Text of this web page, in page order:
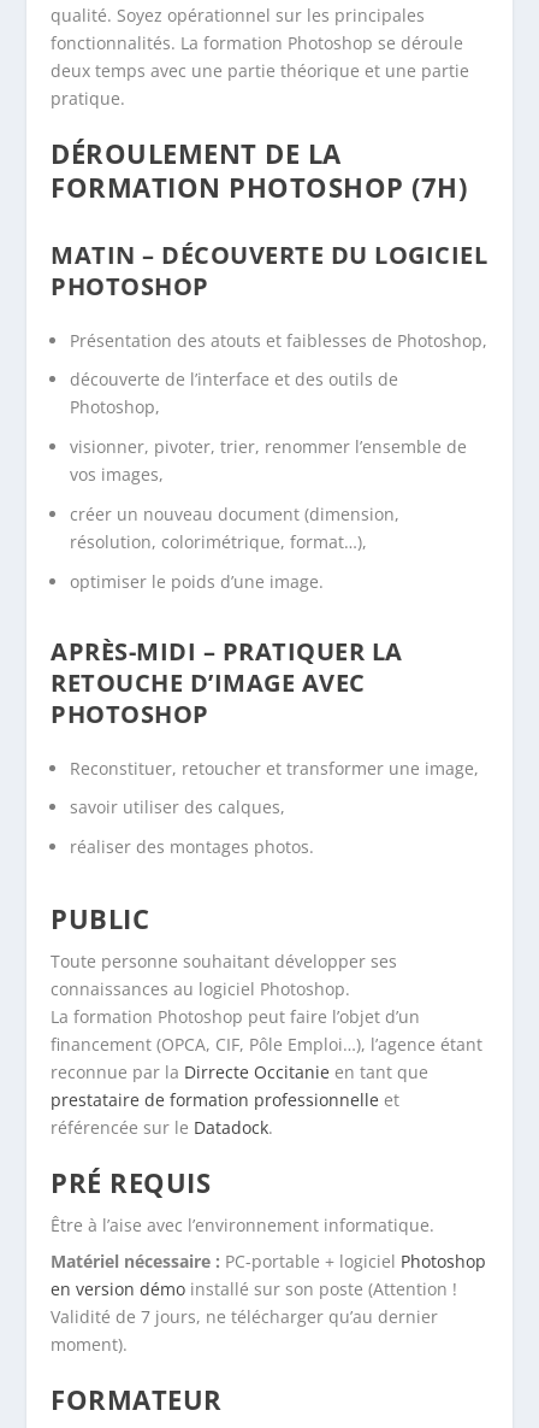
qualité. Soyez opérationnel sur les principales
fonctionnalités. La formation Photoshop se déroule
deux temps avec une partie théorique et une partie
pratique.
DÉROULEMENT DE LA
FORMATION PHOTOSHOP (7H)
MATIN – DÉCOUVERTE DU LOGICIEL
PHOTOSHOP
Présentation des atouts et faiblesses de Photoshop,
découverte de l’interface et des outils de
Photoshop,
visionner, pivoter, trier, renommer l’ensemble de
vos images,
créer un nouveau document (dimension,
résolution, colorimétrique, format…),
optimiser le poids d’une image.
APRÈS-MIDI – PRATIQUER LA
RETOUCHE D’IMAGE AVEC
PHOTOSHOP
Reconstituer, retoucher et transformer une image,
savoir utiliser des calques,
réaliser des montages photos.
PUBLIC
Toute personne souhaitant développer ses
connaissances au logiciel Photoshop.
La formation Photoshop peut faire l’objet d’un
financement (OPCA, CIF, Pôle Emploi…), l’agence étant
reconnue par la Dirrecte Occitanie en tant que
prestataire de formation professionnelle et
référencée sur le Datadock.
PRÉ REQUIS
Être à l’aise avec l’environnement informatique.
Matériel nécessaire : PC-portable + logiciel Photoshop
en version démo installé sur son poste (Attention !
Validité de 7 jours, ne télécharger qu’au dernier
moment).
FORMATEUR